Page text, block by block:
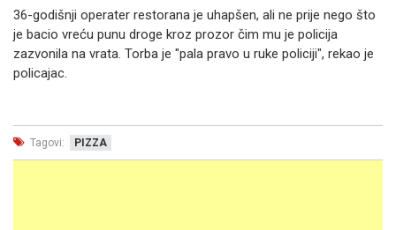
36-godišnji operater restorana je uhapšen, ali ne prije nego što
je bacio vreću punu droge kroz prozor čim mu je policija
zazvonila na vrata. Torba je "pala pravo u ruke policiji", rekao je
policajac.
Tagovi: PIZZA